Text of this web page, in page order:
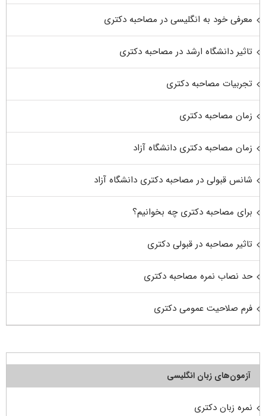
معرفی خود به انگلیسی در مصاحبه دکتری
تاثیر دانشگاه ارشد در مصاحبه دکتری
تجربیات مصاحبه دکتری
زمان مصاحبه دکتری
زمان مصاحبه دکتری دانشگاه آزاد
شانس قبولی در مصاحبه دکتری دانشگاه آزاد
برای مصاحبه دکتری چه بخوانیم؟
تاثیر مصاحبه در قبولی دکتری
حد نصاب نمره مصاحبه دکتری
فرم صلاحیت عمومی دکتری
آزمون‌های زبان انگلیسی
نمره زبان دکتری